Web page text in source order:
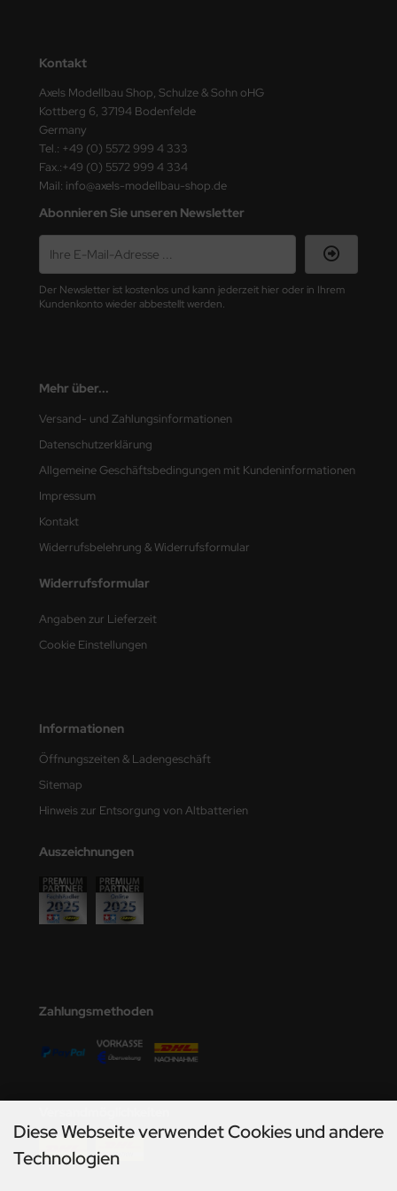
Kontakt
Axels Modellbau Shop, Schulze & Sohn oHG
Kottberg 6, 37194 Bodenfelde
Germany
Tel.: +49 (0) 5572 999 4 333
Fax.:+49 (0) 5572 999 4 334
Mail: info@axels-modellbau-shop.de
Abonnieren Sie unseren Newsletter
Der Newsletter ist kostenlos und kann jederzeit hier oder in Ihrem
Kundenkonto wieder abbestellt werden.
Mehr über...
Versand- und Zahlungsinformationen
Datenschutzerklärung
Allgemeine Geschäftsbedingungen mit Kundeninformationen
Impressum
Kontakt
Widerrufsbelehrung & Widerrufsformular
Widerrufsformular
Angaben zur Lieferzeit
Cookie Einstellungen
Informationen
Öffnungszeiten & Ladengeschäft
Sitemap
Hinweis zur Entsorgung von Altbatterien
Auszeichnungen
Zahlungsmethoden
Diese Webseite verwendet Cookies und andere
Technologien
Hobby
Hobbies
Nunu
Model
Field Model
Model
Kits
Decals